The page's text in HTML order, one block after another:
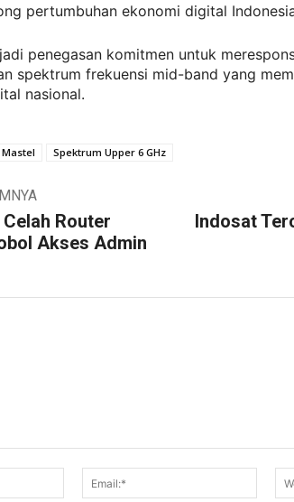
pertumbuhan ekonomi digital
penegasan komitmen untuk
spektrum frekuensi mid-band yang
nasional.
Mastel Spektrum Upper 6 GHz
Celah Router
Akses Admin
Indosat
Nama:*
Email:*